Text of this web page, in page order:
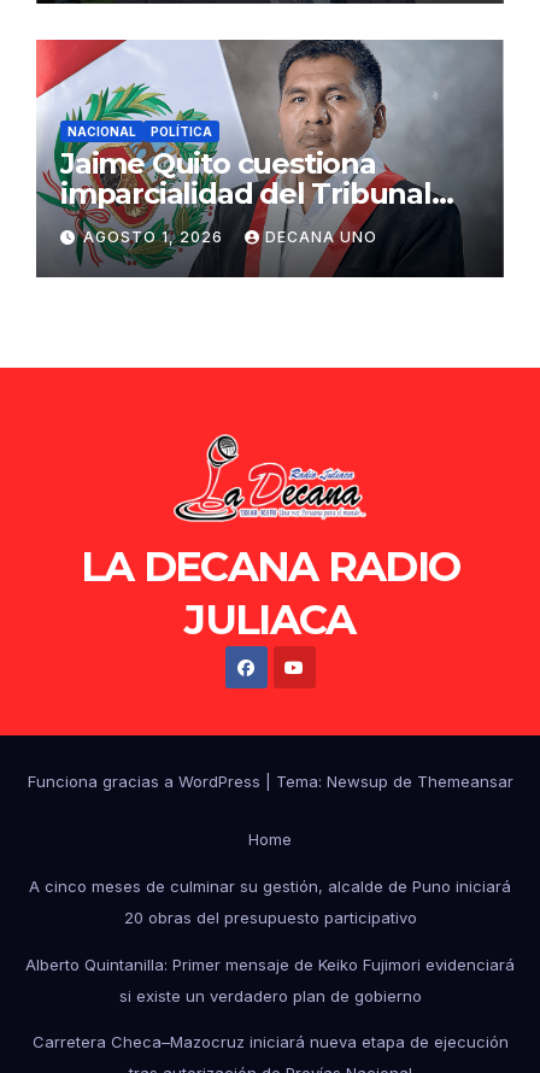
NACIONAL POLÍTICA
Jaime Quito cuestiona
imparcialidad del Tribunal
Constitucional tras liberación
de Ollanta Humala
AGOSTO 1, 2026 DECANA UNO
LA DECANA RADIO
JULIACA
Funciona gracias a WordPress Tema: Newsup de Themeansar
Home
A cinco meses de culminar su gestión, alcalde de Puno iniciará
20 obras del presupuesto participativo
Alberto Quintanilla: Primer mensaje de Keiko Fujimori evidenciará
si existe un verdadero plan de gobierno
Carretera Checa–Mazocruz iniciará nueva etapa de ejecución